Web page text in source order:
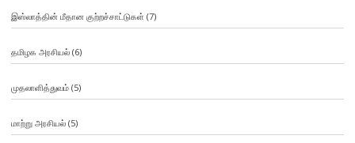
இஸ்லாத்தின் மீதான குற்றச்சாட்டுகள் (7)
தமிழக அரசியல்(6)
முதலாளித்துவம்(5)
மாற்று அரசியல்(5)